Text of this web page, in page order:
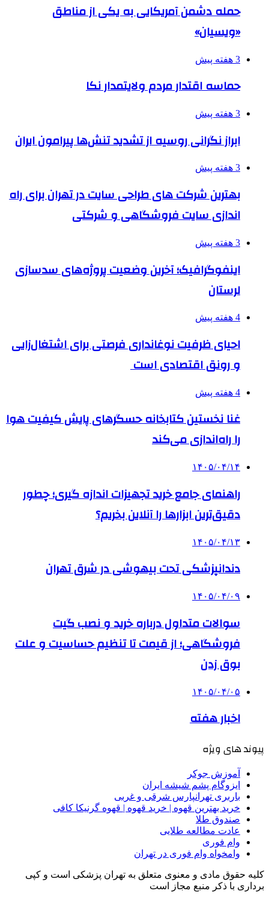
حمله دشمن آمریکایی به یکی از مناطق
«ویسیان»
3 هفته پیش
حماسه اقتدار مردم ولایتمدار نکا
3 هفته پیش
ابراز نگرانی روسیه از تشدید تنش‌ها پیرامون ایران
3 هفته پیش
بهترین شرکت های طراحی سایت در تهران برای راه
اندازی سایت فروشگاهی و شرکتی
3 هفته پیش
اینفوگرافیک؛ آخرین وضعیت پروژه‌های سدسازی
لرستان
4 هفته پیش
احیای ظرفیت نوغانداری فرصتی برای اشتغال‌زایی
و رونق اقتصادی است
4 هفته پیش
غنا نخستین کتابخانه حسگرهای پایش کیفیت هوا
را راه‌اندازی می‌کند
۱۴۰۵/۰۴/۱۴
راهنمای جامع خرید تجهیزات اندازه گیری؛ چطور
دقیق‌ترین ابزارها را آنلاین بخریم؟
۱۴۰۵/۰۴/۱۳
دندانپزشکی تحت بیهوشی در شرق تهران
۱۴۰۵/۰۴/۰۹
سوالات متداول درباره خرید و نصب گیت
فروشگاهی؛ از قیمت تا تنظیم حساسیت و علت
بوق زدن
۱۴۰۵/۰۴/۰۵
اخبار هفته
پیوند های ویژه
آموزش جوکر
ایزوگام پشم شیشه ایران
باربری تهرانپارس شرقی و غربی
خرید بهترین قهوه | خرید قهوه | قهوه گرنیکا کافی
صندوق طلا
عادت مطالعه طلایی
وام فوری
وامخواه وام فوری در تهران
کلیه حقوق مادی و معنوی متعلق به تهران پزشکی است و کپی
برداری با ذکر منبع مجاز است